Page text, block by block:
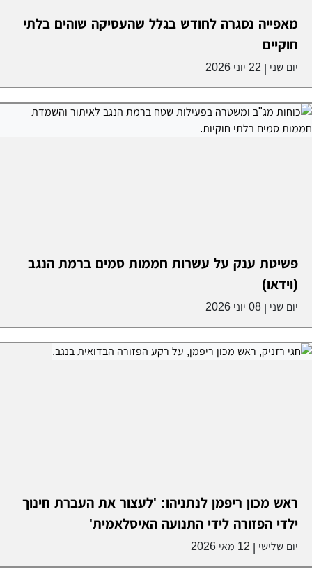
מאפייה נסגרה לחודש בגלל שהעסיקה שוהים בלתי
חוקיים
יום שני 22 יוני 2026
פשיטת ענק על עשרות חממות סמים ברמת הנגב
(וידאו)
יום שני 08 יוני 2026
ראש מכון ריפמן לנתניהו: 'לעצור את העברת חינוך
ילדי הפזורה לידי התנועה האיסלאמית'
יום שלישי 12 מאי 2026